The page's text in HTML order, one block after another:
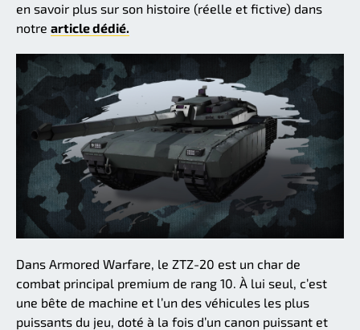
en savoir plus sur son histoire (réelle et fictive) dans
notre article dédié.
Dans Armored Warfare, le ZTZ-20 est un char de
combat principal premium de rang 10. À lui seul, c’est
une bête de machine et l’un des véhicules les plus
puissants du jeu, doté à la fois d’un canon puissant et